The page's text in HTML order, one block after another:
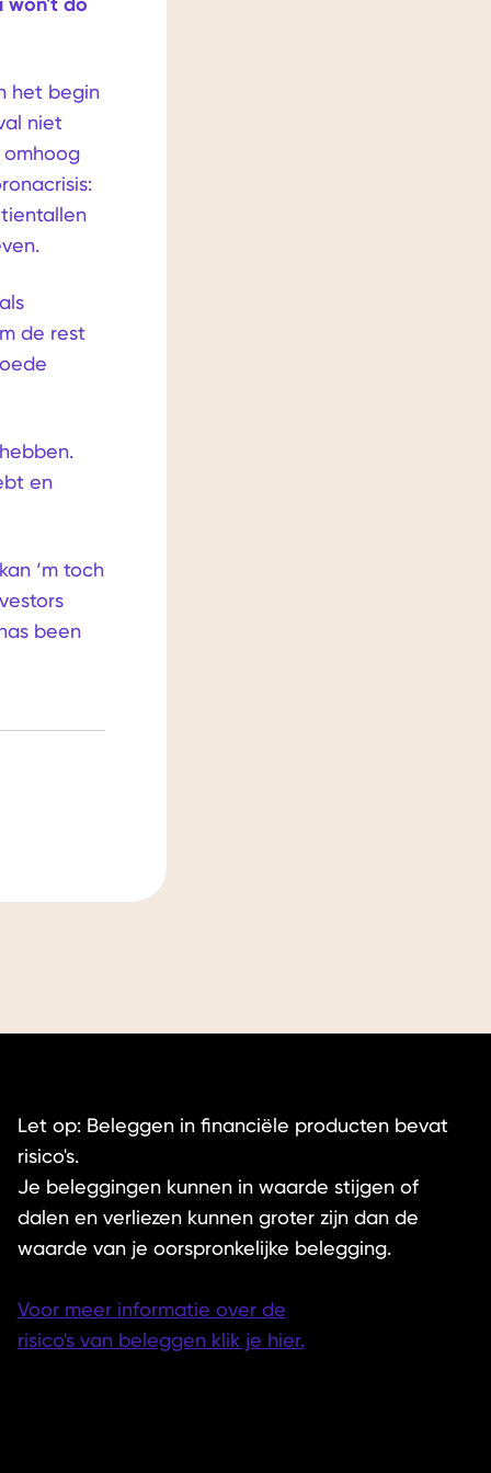
het begin
niet
de rest
en
‘m toch
been
Let op: Beleggen in financiële producten bevat
risico's.
Je beleggingen kunnen in waarde stijgen of
dalen en verliezen kunnen groter zijn dan de
waarde van je oorspronkelijke belegging.
Voor meer informatie over de
risico's van beleggen klik je hier.